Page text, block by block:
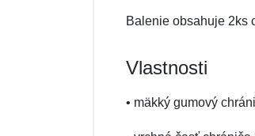
Balenie obsahuje 2ks
Vlastnosti
• mäkký gumový